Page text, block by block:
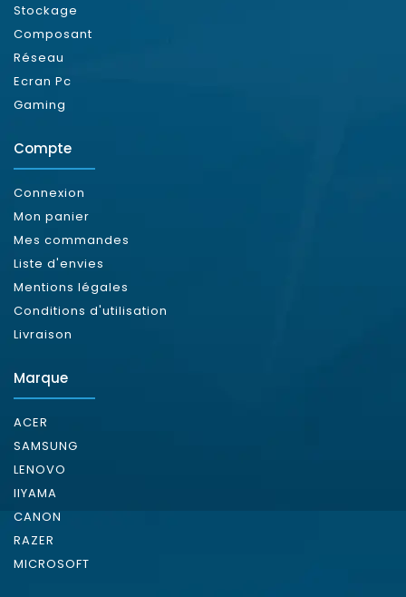
Stockage
Composant
Réseau
Ecran Pc
Gaming
Compte
Connexion
Mon panier
Mes commandes
Liste d'envies
Mentions légales
Conditions d'utilisation
Livraison
Marque
ACER
SAMSUNG
LENOVO
IIYAMA
CANON
RAZER
MICROSOFT